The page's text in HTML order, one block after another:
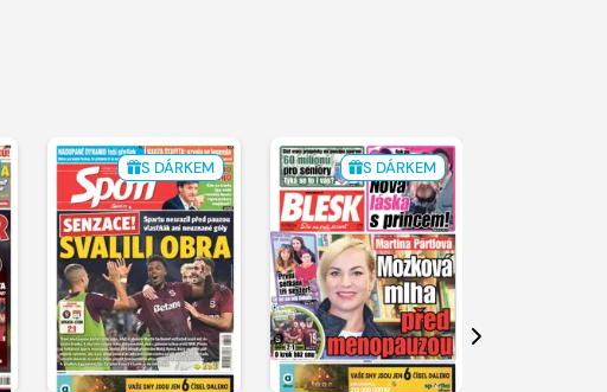
S DÁRKEM S DÁRKEM
Další